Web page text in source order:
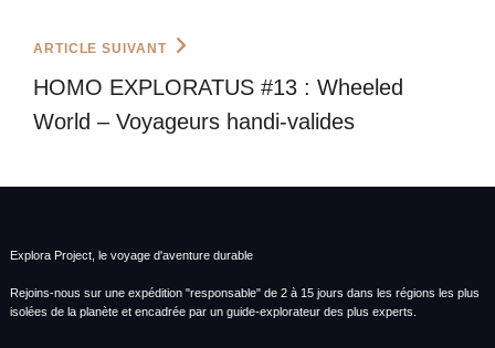
Next
ARTICLE SUIVANT
HOMO EXPLORATUS #13 : Wheeled
World – Voyageurs handi-valides
Explora Project, le voyage d'aventure durable
Rejoins-nous sur une expédition "responsable" de 2 à 15 jours dans les régions les plus
isolées de la planète et encadrée par un guide-explorateur des plus experts.